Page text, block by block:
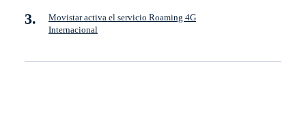
Movistar activa el servicio Roaming 4G
Internacional